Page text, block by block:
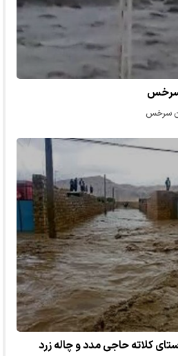
سرخس
سرخس
کلاته حاجی مدد و چاله زرد